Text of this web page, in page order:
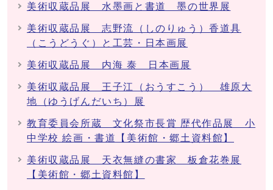
美術収蔵品展 水墨画と書道 墨の世界展
美術収蔵品展 志野流（しのりゅう）香道具
（こうどうぐ）と工芸・日本画展
美術収蔵品展 内海 泰 日本画展
美術収蔵品展 王子江（おうすこう） 雄原大
地（ゆうげんだいち）展
教育委員会所蔵 文化祭市長賞 歴代作品展 小
中学校 絵画・書道【美術館・郷土資料館】
美術収蔵品展 天衣無縫の書家 板倉花巻展
【美術館・郷土資料館】